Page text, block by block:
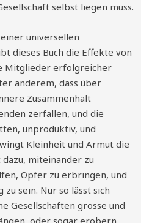
selbst liegen muss.
universellen
dieses Buch die Effekte von
Mitglieder erfolgreicher
anderem, dass über
Zusammenhalt
zerfallen, und die
unproduktiv, und
Kleinheit und Armut die
miteinander zu
Opfer zu erbringen, und
sein. Nur so lässt sich
Gesellschaften grosse und